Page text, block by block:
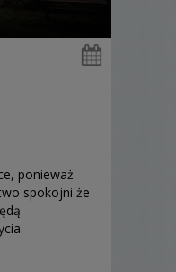
ponieważ
spokojni że